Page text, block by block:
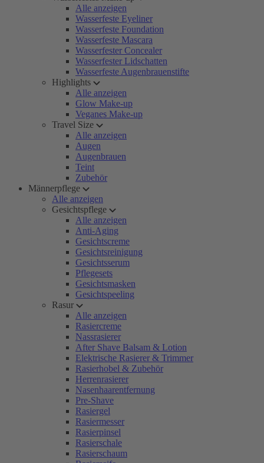
Alle anzeigen
Wasserfeste Eyeliner
Wasserfeste Foundation
Wasserfeste Mascara
Wasserfester Concealer
Wasserfester Lidschatten
Wasserfeste Augenbrauenstifte
Highlights
Alle anzeigen
Glow Make-up
Veganes Make-up
Travel Size
Alle anzeigen
Augen
Augenbrauen
Teint
Zubehör
Männerpflege
Alle anzeigen
Gesichtspflege
Alle anzeigen
Anti-Aging
Gesichtscreme
Gesichtsreinigung
Gesichtsserum
Pflegesets
Gesichtsmasken
Gesichtspeeling
Rasur
Alle anzeigen
Rasiercreme
Nassrasierer
After Shave Balsam & Lotion
Elektrische Rasierer & Trimmer
Rasierhobel & Zubehör
Herrenrasierer
Nasenhaarentfernung
Pre-Shave
Rasiergel
Rasiermesser
Rasierpinsel
Rasierschale
Rasierschaum